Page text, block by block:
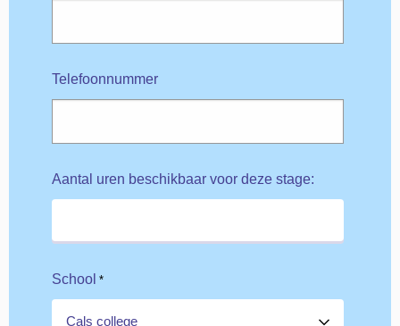
Telefoonnummer
Aantal uren beschikbaar voor deze stage:
School *